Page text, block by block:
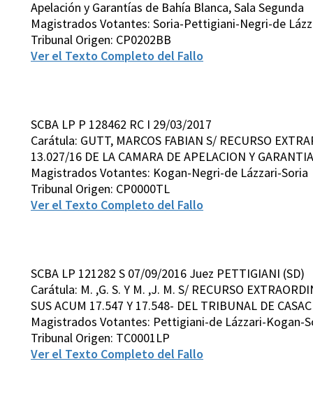
Apelación y Garantías de Bahía Blanca, Sala Segunda
Magistrados Votantes: Soria-Pettigiani-Negri-de
Tribunal Origen: CP0202BB
Ver el Texto Completo del Fallo
SCBA LP P 128462 RC I 29/03/2017
Carátula: GUTT, MARCOS FABIAN S/ RECURSO
13.027/16 DE LA CAMARA DE APELACION Y
Magistrados Votantes: Kogan-Negri-de Lázzari-Soria
Tribunal Origen: CP0000TL
Ver el Texto Completo del Fallo
SCBA LP 121282 S 07/09/2016 Juez PETTIGIANI (SD)
Carátula: M. ,G. S. Y M. ,J. M. S/ RECURSO
SUS ACUM 17.547 Y 17.548- DEL TRIBUNAL DE
Magistrados Votantes: Pettigiani-de Lázzari-Kogan-
Tribunal Origen: TC0001LP
Ver el Texto Completo del Fallo